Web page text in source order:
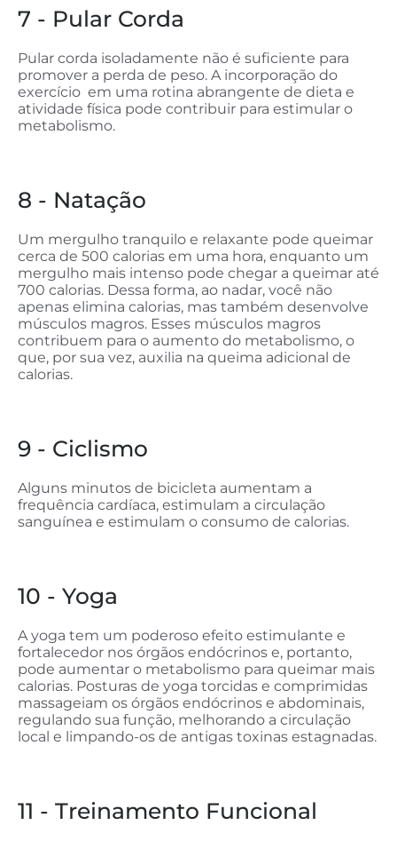
7 - Pular Corda
Pular corda isoladamente não é suficiente para
promover a perda de peso. A incorporação do
exercício em uma rotina abrangente de dieta e
atividade física pode contribuir para estimular o
metabolismo.
8 - Natação
Um mergulho tranquilo e relaxante pode queimar
cerca de 500 calorias em uma hora, enquanto um
mergulho mais intenso pode chegar a queimar até
700 calorias. Dessa forma, ao nadar, você não
apenas elimina calorias, mas também desenvolve
músculos magros. Esses músculos magros
contribuem para o aumento do metabolismo, o
que, por sua vez, auxilia na queima adicional de
calorias.
9 - Ciclismo
Alguns minutos de bicicleta aumentam a
frequência cardíaca, estimulam a circulação
sanguínea e estimulam o consumo de calorias.
10 - Yoga
A yoga tem um poderoso efeito estimulante e
fortalecedor nos órgãos endócrinos e, portanto,
pode aumentar o metabolismo para queimar mais
calorias. Posturas de yoga torcidas e comprimidas
massageiam os órgãos endócrinos e abdominais,
regulando sua função, melhorando a circulação
local e limpando-os de antigas toxinas estagnadas.
11 - Treinamento Funcional